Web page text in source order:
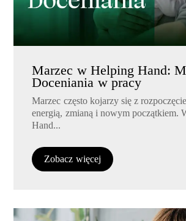
Marzec w Helping Hand:
Doceniania w pracy
Marzec często kojarzy się z
energią, zmianą i nowym początkiem.
Hand...
Zobacz więcej